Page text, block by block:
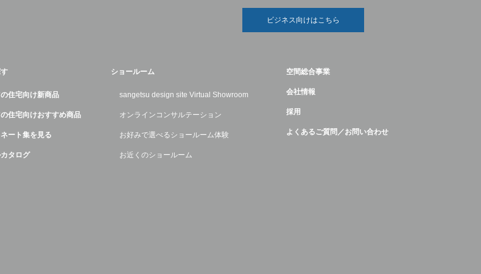
ビジネス向けはこちら
住宅向け新商品
住宅向けおすすめ商品
ート集を見る
タログ
ショールーム
sangetsu design site Virtual Showroom
オンラインコンサルテーション
お好みで選べるショールーム体験
お近くのショールーム
空間総合事業
会社情報
採用
よくあるご質問／お問い合わせ